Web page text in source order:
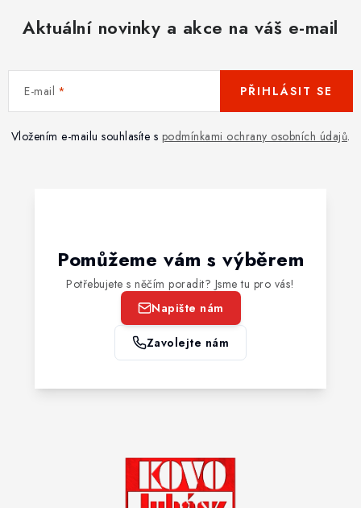
Aktuální novinky a akce na váš e-mail
E-mail
Vložením e-mailu souhlasíte s podmínkami ochrany osobních údajů.
PŘIHLÁSIT SE
Pomůžeme vám s výběrem
Potřebujete s něčím poradit? Jsme tu pro vás!
Napište nám
Zavolejte nám